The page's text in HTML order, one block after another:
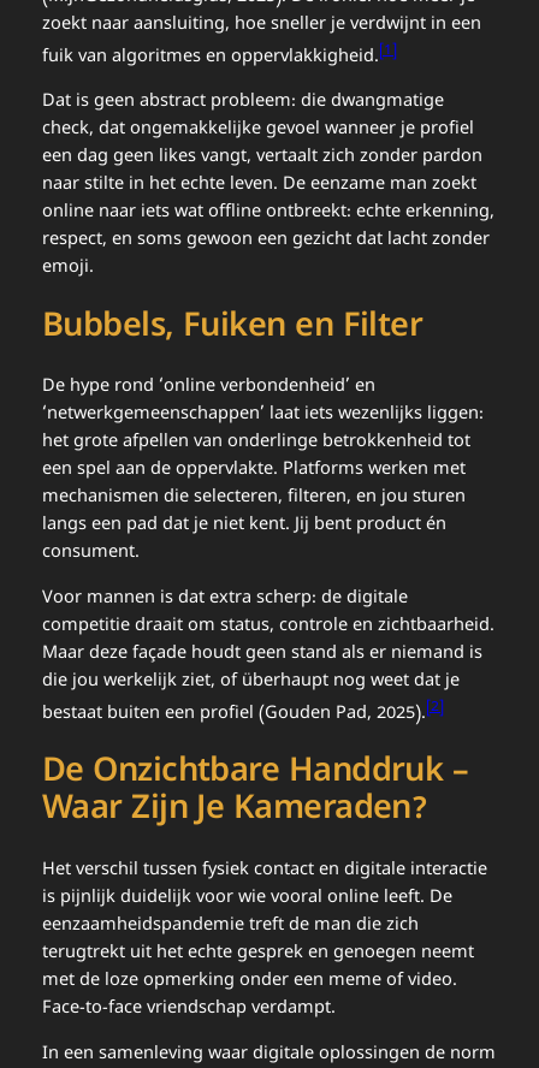
zoekt naar aansluiting, hoe sneller je verdwijnt in een
fuik van algoritmes en oppervlakkigheid.[1]
Dat is geen abstract probleem: die dwangmatige
check, dat ongemakkelijke gevoel wanneer je profiel
een dag geen likes vangt, vertaalt zich zonder pardon
naar stilte in het echte leven. De eenzame man zoekt
online naar iets wat offline ontbreekt: echte erkenning,
respect, en soms gewoon een gezicht dat lacht zonder
emoji.
Bubbels, Fuiken en Filter
De hype rond ‘online verbondenheid’ en
‘netwerkgemeenschappen’ laat iets wezenlijks liggen:
het grote afpellen van onderlinge betrokkenheid tot
een spel aan de oppervlakte. Platforms werken met
mechanismen die selecteren, filteren, en jou sturen
langs een pad dat je niet kent. Jij bent product én
consument.
Voor mannen is dat extra scherp: de digitale
competitie draait om status, controle en zichtbaarheid.
Maar deze façade houdt geen stand als er niemand is
die jou werkelijk ziet, of überhaupt nog weet dat je
bestaat buiten een profiel (Gouden Pad, 2025).[2]
De Onzichtbare Handdruk –
Waar Zijn Je Kameraden?
Het verschil tussen fysiek contact en digitale interactie
is pijnlijk duidelijk voor wie vooral online leeft. De
eenzaamheidspandemie treft de man die zich
terugtrekt uit het echte gesprek en genoegen neemt
met de loze opmerking onder een meme of video.
Face-to-face vriendschap verdampt.
In een samenleving waar digitale oplossingen de norm